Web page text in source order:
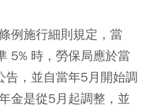
例施行細則規定，當
5% 時，勞保局應於當
告，並自當年5月開始調
金是從5月起調整，並